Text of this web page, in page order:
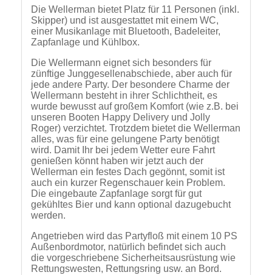
Die Wellerman bietet Platz für 11 Personen (inkl.
Skipper) und ist ausgestattet mit einem WC,
einer Musikanlage mit Bluetooth, Badeleiter,
Zapfanlage und Kühlbox.
Die Wellermann eignet sich besonders für
zünftige Junggesellenabschiede, aber auch für
jede andere Party. Der besondere Charme der
Wellermann besteht in ihrer Schlichtheit, es
wurde bewusst auf großem Komfort (wie z.B. bei
unseren Booten Happy Delivery und Jolly
Roger) verzichtet. Trotzdem bietet die Wellerman
alles, was für eine gelungene Party benötigt
wird. Damit Ihr bei jedem Wetter eure Fahrt
genießen könnt haben wir jetzt auch der
Wellerman ein festes Dach gegönnt, somit ist
auch ein kurzer Regenschauer kein Problem.
Die eingebaute Zapfanlage sorgt für gut
gekühltes Bier und kann optional dazugebucht
werden.
Angetrieben wird das Partyfloß mit einem 10 PS
Außenbordmotor, natürlich befindet sich auch
die vorgeschriebene Sicherheitsausrüstung wie
Rettungswesten, Rettungsring usw. an Bord.